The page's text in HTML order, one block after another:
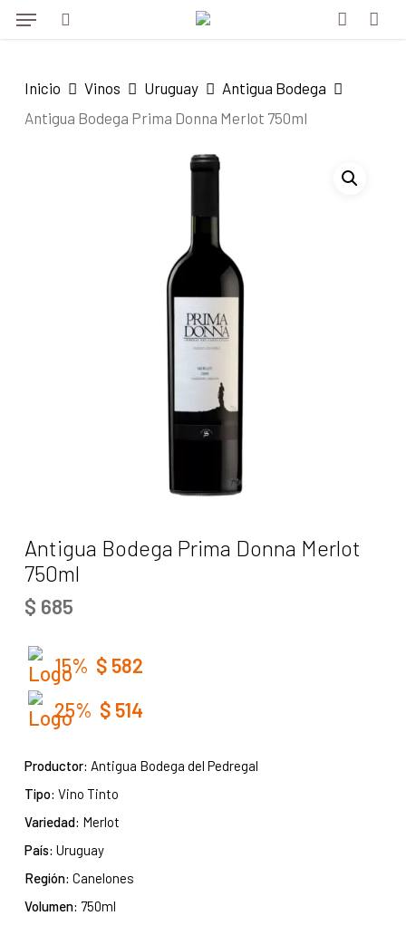
Skip
content
Menu
Inicio Vinos Uruguay
Antigua Bodega
Antigua Bodega Prima Donna Merlot 750ml
Antigua Bodega Prima Donna Merlot
750ml
$ 685
15% $ 582
25% $ 514
Productor: Antigua Bodega del Pedregal
Tipo: Vino Tinto
Variedad: Merlot
País: Uruguay
Región: Canelones
Volumen: 750ml